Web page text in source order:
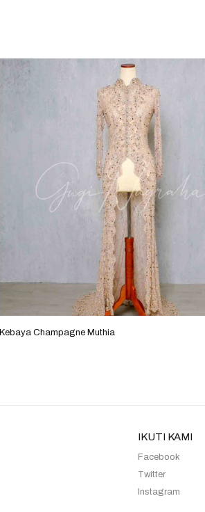
Kebaya Champagne Muthia
IKUTI KAMI
Facebook
Twitter
Instagram